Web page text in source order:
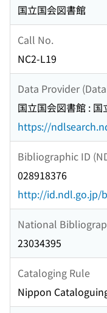
国立国会図書館
Call No.
NC2-L19
Data Provider
国立国会図書館 :
https://
Bibliographic ID
028918376
http://id.ndl.go.jp/
National
23034395
Cataloging Rule
Nippon